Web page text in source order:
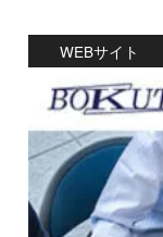
WEBサイト